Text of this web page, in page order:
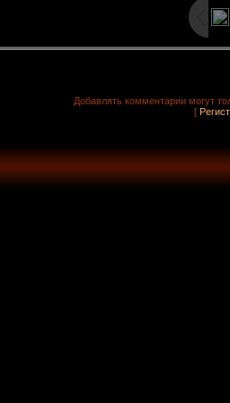
Добавлять комментарии могут
[